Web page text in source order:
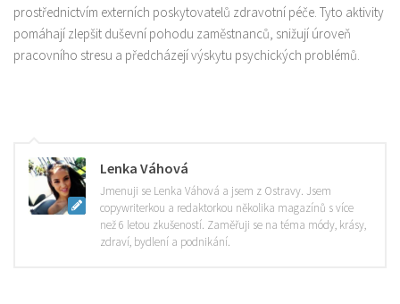
prostřednictvím externích poskytovatelů zdravotní péče. Tyto aktivity
pomáhají zlepšit duševní pohodu zaměstnanců, snižují úroveň
pracovního stresu a předcházejí výskytu psychických problémů.
Lenka Váhová
Jmenuji se Lenka Váhová a jsem z Ostravy. Jsem
copywriterkou a redaktorkou několika magazínů s více
než 6 letou zkušeností. Zaměřuji se na téma módy, krásy,
zdraví, bydlení a podnikání.